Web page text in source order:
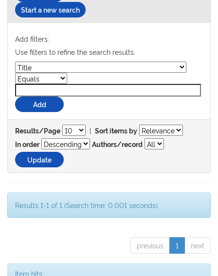
Start a new search
Add filters:
Use filters to refine the search results.
Results/Page | Sort items by
In order
Authors/record
Results 1-1 of 1 (Search time: 0.001 seconds).
previous 1 next
Item hits: